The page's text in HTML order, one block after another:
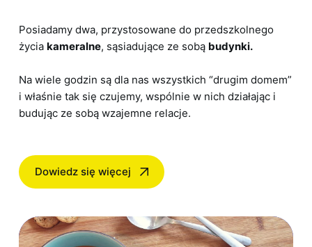
Posiadamy dwa, przystosowane do przedszkolnego
życia kameralne, sąsiadujące ze sobą budynki.
Na wiele godzin są dla nas wszystkich “drugim domem”
i właśnie tak się czujemy, wspólnie w nich działając i
budując ze sobą wzajemne relacje.
Dowiedz się więcej